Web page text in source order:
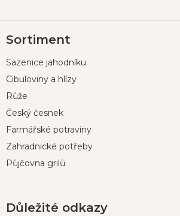
á
a
Sortiment
Sazenice jahodníku
Cibuloviny a hlízy
Růže
Český česnek
Farmářské potraviny
Zahradnické potřeby
Půjčovna grilů
Důležité odkazy